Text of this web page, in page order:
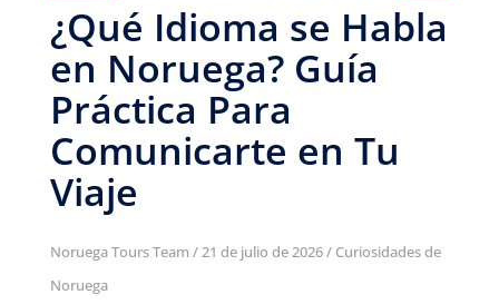
¿Qué Idioma se Habla
en Noruega? Guía
Práctica Para
Comunicarte en Tu
Viaje
Noruega Tours Team /21 de julio de 2026/ Curiosidades de
Noruega